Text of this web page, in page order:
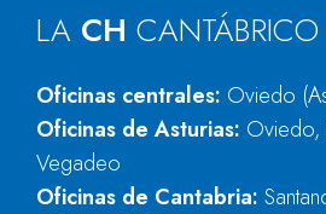
LA CH CANTÁBRICO
Oficinas centrales: Oviedo
Oficinas de Asturias: Oviedo,
Vegadeo
Oficinas de Cantabria: